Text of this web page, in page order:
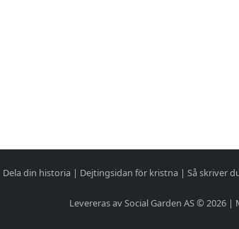
Dela din historia | Dejtingsidan för kristna | Så skriver
Levereras av Social Garden AS © 2026 |